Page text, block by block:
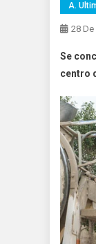
A.
28
Se
centro